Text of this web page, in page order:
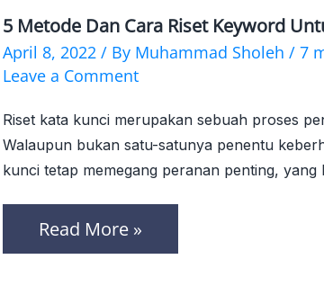
Efektif
5 Metode Dan Cara Riset Keyword
April 8, 2022 / By Muhammad Sholeh / 7
Leave a Comment
Riset kata kunci merupakan sebuah proses
Walaupun bukan satu-satunya penentu
kunci tetap memegang peranan penting, yang
5
Metode
Cara
Riset
Untuk
SEO
Read More »